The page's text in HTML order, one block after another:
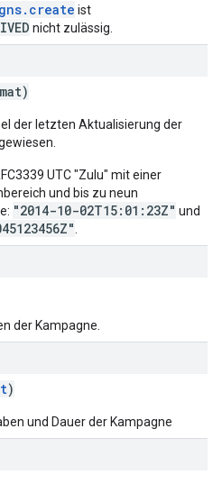
ist
nicht zulässig.
der letzten Aktualisierung der
UTC "Zulu" mit einer
und bis zu neun
"2014-10-02T15:01:23Z" und
der Kampagne.
)
und Dauer der Kampagne